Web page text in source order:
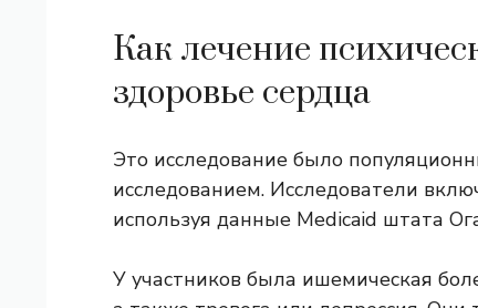
Как лечение
здоровье сердца
Это исследование было
исследованием. Исследователи
используя данные Medicaid штата
У участников была ишемическая